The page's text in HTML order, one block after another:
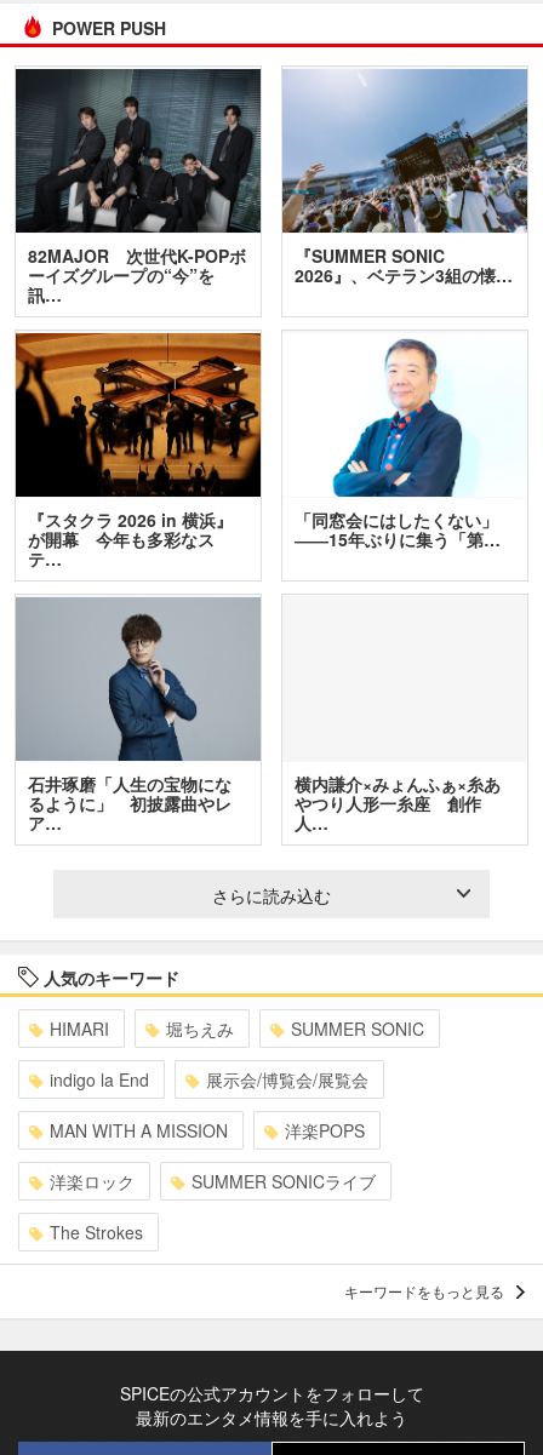
POWER PUSH
82MAJOR 次世代K-POPボ
ーイズグループの“今”を
訊…
『SUMMER SONIC
2026』、ベテラン3組の懐…
『スタクラ 2026 in 横浜』
が開幕 今年も多彩なス
テ…
「同窓会にはしたくない」
――15年ぶりに集う「第…
石井琢磨「人生の宝物にな
るように」 初披露曲やレ
ア…
横内謙介×みょんふぁ×糸あ
やつり人形一糸座 創作
人…
さらに読み込む
人気のキーワード
HIMARI 堀ちえみ SUMMER SONIC
indigo la End 展示会/博覧会/展覧会
MAN WITH A MISSION 洋楽POPS
洋楽ロック SUMMER SONICライブ
The Strokes
キーワードをもっと見る
SPICEの公式アカウントをフォローして
最新のエンタメ情報を手に入れよう